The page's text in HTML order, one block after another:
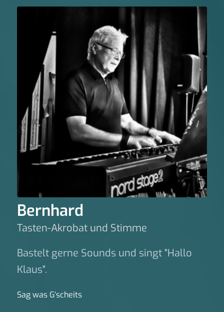
Bernhard
Tasten-Akrobat und Stimme
Bastelt gerne Sounds und singt "Hallo
Klaus".
Sag was G‘scheits